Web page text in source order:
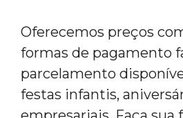
Oferecemos preços
formas de pagamento
parcelamento
festas infantis,